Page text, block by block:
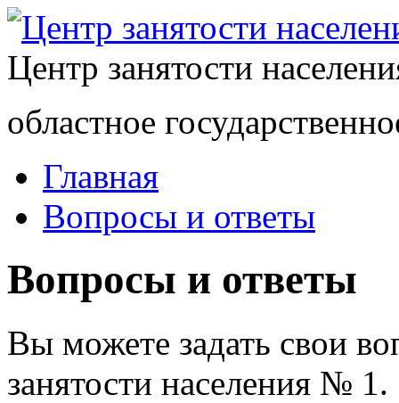
Центр занятости
областное
Главная
Вопросы и ответы
Вопросы и ответы
Вы можете задать свои
занятости населения № 1.